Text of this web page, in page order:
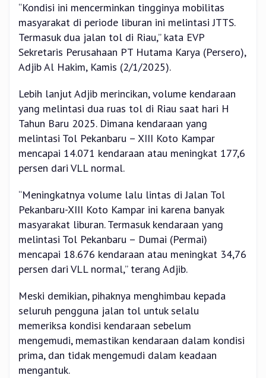
“Kondisi ini mencerminkan tingginya mobilitas
masyarakat di periode liburan ini melintasi JTTS.
Termasuk dua jalan tol di Riau,” kata EVP
Sekretaris Perusahaan PT Hutama Karya (Persero),
Adjib Al Hakim, Kamis (2/1/2025).
Lebih lanjut Adjib merincikan, volume kendaraan
yang melintasi dua ruas tol di Riau saat hari H
Tahun Baru 2025. Dimana kendaraan yang
melintasi Tol Pekanbaru – XIII Koto Kampar
mencapai 14.071 kendaraan atau meningkat 177,6
persen dari VLL normal.
“Meningkatnya volume lalu lintas di Jalan Tol
Pekanbaru-XIII Koto Kampar ini karena banyak
masyarakat liburan. Termasuk kendaraan yang
melintasi Tol Pekanbaru – Dumai (Permai)
mencapai 18.676 kendaraan atau meningkat 34,76
persen dari VLL normal,” terang Adjib.
Meski demikian, pihaknya menghimbau kepada
seluruh pengguna jalan tol untuk selalu
memeriksa kondisi kendaraan sebelum
mengemudi, memastikan kendaraan dalam kondisi
prima, dan tidak mengemudi dalam keadaan
mengantuk.